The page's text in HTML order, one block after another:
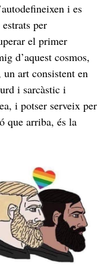
i es
per
el primer
d’aquest cosmos,
art consistent en
i sarcàstic i
i potser serveix per
que arriba, és la